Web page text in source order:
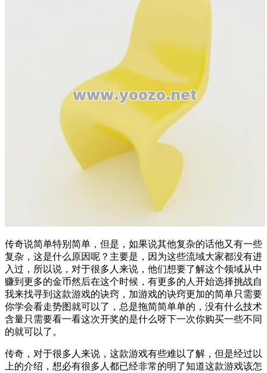
传奇说简单特别简单，但是，如果说其他复杂的话他又有一些
复杂，这是什么原因呢？主要是，因为这些流域大家都没有进
入过，所以说，对于很多人来说，他们想要了解这个领域从中
赚到更多的金币然后在这个时候，有更多的人开始选择挑战自
我来找寻到这款游戏的诀窍，加游戏的诀窍更加的简单只需要
你学会看走势图就可以了，总是拖简简单单的，没有什么技术
含量只需要看一看这次开奖的是什么呀下一次你购买一些不同
的就可以了。
传奇 ，对于很多人来说，这款游戏有些难以了解，但是经过以
上的介绍，想必有很多人都已经非常的明了知道这款游戏该怎